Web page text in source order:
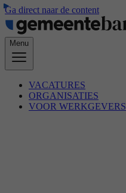
Ga direct naar de content
Menu
VACATURES
ORGANISATIES
VOOR WERKGEVERS